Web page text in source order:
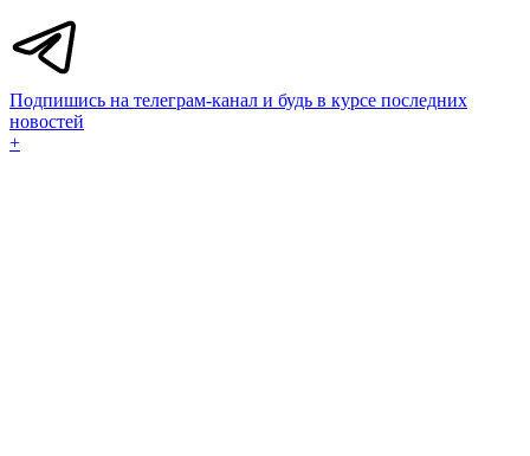
Подпишись на телеграм-канал и будь в курсе последних
новостей
+